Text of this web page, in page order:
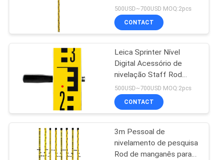
polo telescópico da
fibra do carbono
Leica Digital Level DNA e
LS
500USD~700USD MOQ:2pcs
CONTACT
Leica Sprinter Nível
Digital Acessório de
nivelação Staff Rod
Manganês 3m com face
dupla
500USD~700USD MOQ:2pcs
CONTACT
3m Pessoal de
nivelamento de pesquisa
Rod de manganês para